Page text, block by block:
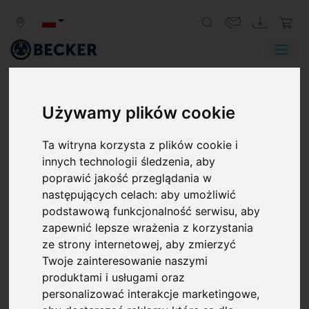
Używamy plików cookie
Ta witryna korzysta z plików cookie i
innych technologii śledzenia, aby
poprawić jakość przeglądania w
następujących celach:aby umożliwić
podstawową funkcjonalność serwisu,aby
zapewnić lepsze wrażenia z korzystania
ze strony internetowej,aby zmierzyć
Twoje zainteresowanie naszymi
produktami i usługami oraz
personalizować interakcje marketingowe,
ODSYSANIE
ODSYSANIE PŁYNÓW PRZY
WYKORZYSTANIU POMP
PRÓŻNIOWYCH
Pompy próżniowe firmy Becker służą do transportu
gazów, płynów i mieszanek stałych. Separator
umieszczony przed pompą zapobiega przedostawaniu
się płynów i substancji stałych do pompy próżniowej.